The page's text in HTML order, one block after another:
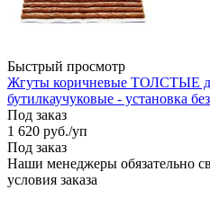
Быстрый просмотр
Жгуты коричневые ТОЛСТЫЕ
бутилкаучуковые - установка
Под заказ
1 620 руб./уп
Под заказ
Наши менеджеры обязательно
условия заказа